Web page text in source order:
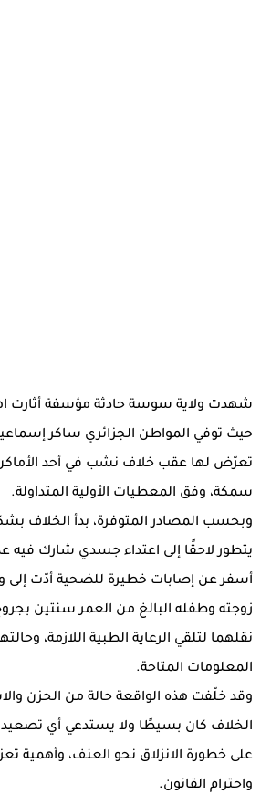
شهدت ولاية سوسة حادثة مؤسفة أثارت
حيث توفي المواطن الجزائري ساكر
تعرّض لها عقب خلاف نشب في أحد الأماكن
سمكة، وفق المعطيات الأولية المتداولة.
وبحسب المصادر المتوفرة، بدأ الخلاف
يتطور لاحقًا إلى اعتداء جسدي شارك فيه
أسفر عن إصابات خطيرة للضحية أدّت إلى
زوجته وطفله البالغ من العمر سنتين
نقلهما لتلقي الرعاية الطبية اللازمة،
المعلومات المتاحة.
وقد خلّفت هذه الواقعة حالة من الحزن
الخلاف كان بسيطًا ولا يستدعي أي
على خطورة الانزلاق نحو العنف، وأهمية
واحترام القانون.